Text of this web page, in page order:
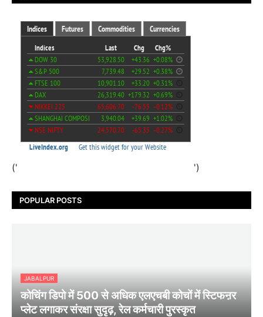
(' ')
POPULAR POSTS
JABALPUR
कोचिंग डिपो में 500 से अधिक एलएचबी कोचों में स्टिफऩर
प्लेट लगाकर संरक्षा सुदृढ़, रेल कर्मचारी पुरस्कृत